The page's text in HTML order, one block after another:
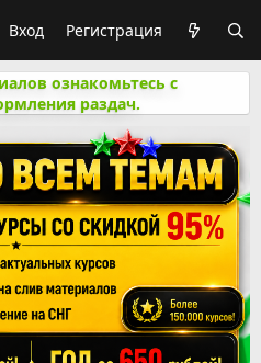
Вход Регистрация
ознакомьтесь с
раздач.